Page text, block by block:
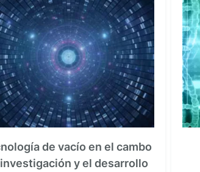
de vacío en el cambo
y el desarrollo